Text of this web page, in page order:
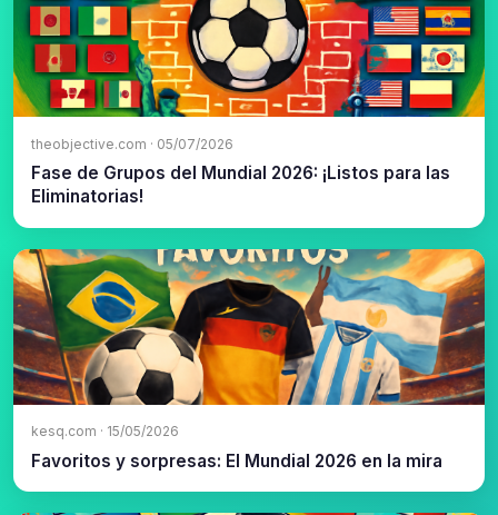
theobjective.com · 05/07/2026
Fase de Grupos del Mundial 2026: ¡Listos para las
Eliminatorias!
kesq.com · 15/05/2026
Favoritos y sorpresas: El Mundial 2026 en la mira